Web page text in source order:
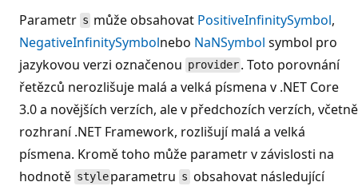
Parametr s může obsahovat PositiveInfinitySymbol,
NegativeInfinitySymbolnebo NaNSymbol symbol pro
jazykovou verzi označenou provider . Toto porovnání
řetězců nerozlišuje malá a velká písmena v .NET Core
3.0 a novějších verzích, ale v předchozích verzích, včetně
rozhraní .NET Framework, rozlišují malá a velká
písmena. Kromě toho může parametr v závislosti na
hodnotě style parametru s obsahovat následující